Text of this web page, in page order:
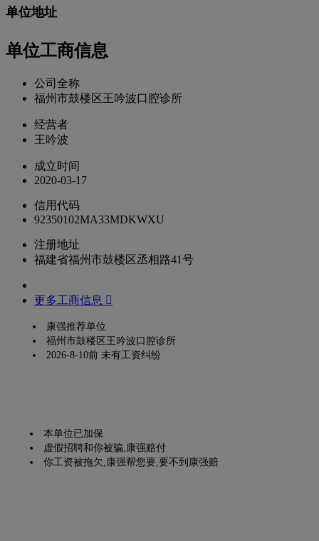
单位地址
单位工商信息
公司全称
福州市鼓楼区王吟波口腔诊所
经营者
王吟波
成立时间
2020-03-17
信用代码
92350102MA33MDKWXU
注册地址
福建省福州市鼓楼区丞相路41号
更多工商信息 
康强推荐单位
福州市鼓楼区王吟波口腔诊所
2026-8-10前 未有工资纠纷
本单位已加保
虚假招聘和你被骗,康强赔付
你工资被拖欠,康强帮您要,要不到康强赔